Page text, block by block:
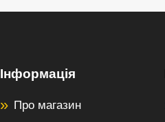
Інформація
Про магазин